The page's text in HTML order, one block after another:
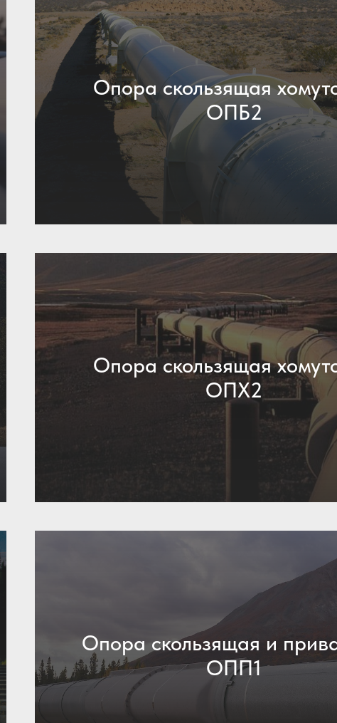
Опора скользящая
ОПБ2
Опора скользящая
ОПХ2
Опора скользящая и
ОПП1